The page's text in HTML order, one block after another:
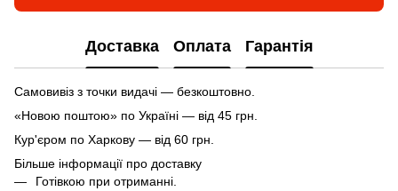
Доставка Оплата Гарантія
Самовивіз з точки видачі — безкоштовно.
«Новою поштою» по Україні — від 45 грн.
Кур'єром по Харкову — від 60 грн.
Більше інформації про доставку
Готівкою при отриманні.